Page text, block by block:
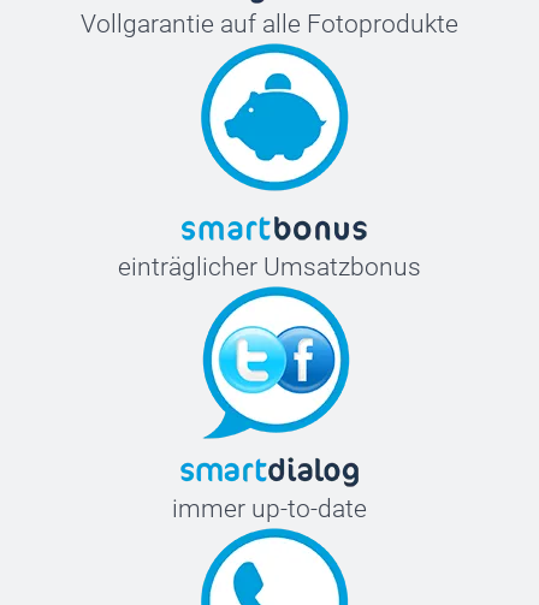
Vollgarantie auf alle Fotoprodukte
einträglicher Umsatzbonus
immer up-to-date